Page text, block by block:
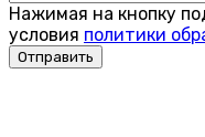
Нажимая на кнопку
условия политики